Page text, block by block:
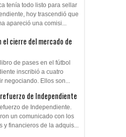
tenía todo listo para sellar
hoy trascendió que
apareció una comisi...
cierre del mercado de
de pases en el fútbol
inscribió a cuatro
negociando. Ellos son...
de Independiente
de Independiente.
un comunicado con los
financieros de la adquis...